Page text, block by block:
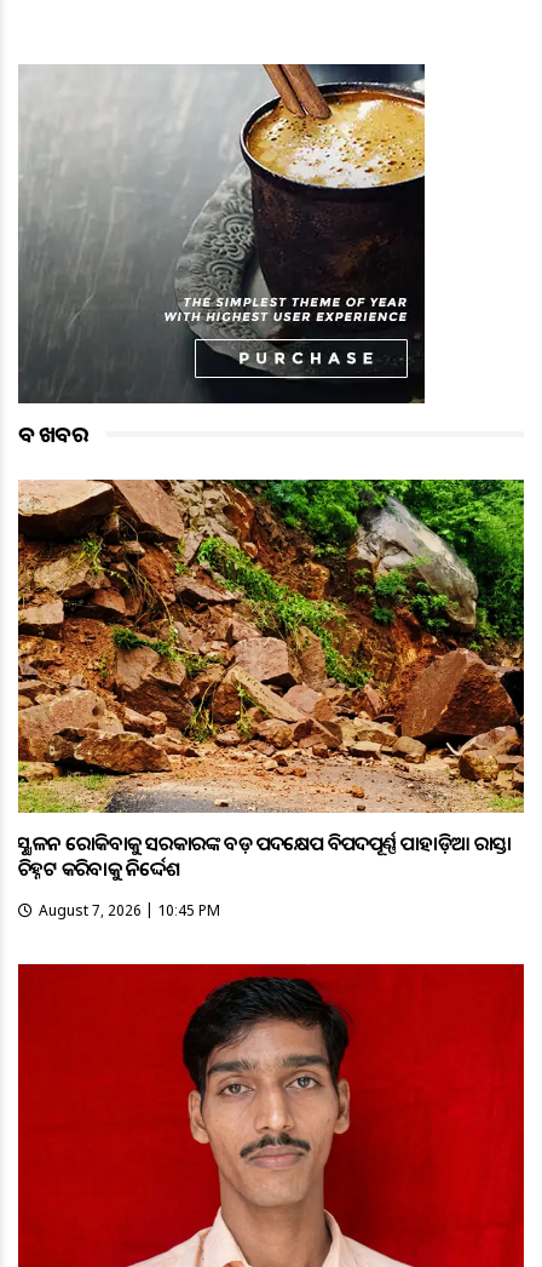
ବଡ ଖବର
ଭୂସ୍ଖଳନ ରୋକିବାକୁ ସରକାରଙ୍କ ବଡ଼ ପଦକ୍ଷେପ ବିପଦପୂର୍ଣ୍ଣ ପାହାଡ଼ିଆ ରାସ୍ତା
ଚିହ୍ନଟ କରିବାକୁ ନିର୍ଦ୍ଦେଶ
August 7, 2026 | 10:45 PM